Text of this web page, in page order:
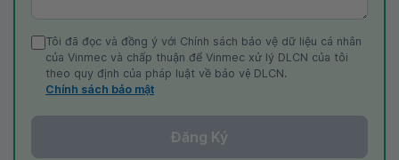
Tôi đã đọc và đồng ý với Chính sách bảo vệ dữ liệu cá nhân
của Vinmec và chấp thuận để Vinmec xử lý DLCN của tôi
theo quy định của pháp luật về bảo vệ DLCN.
Chính sách bảo mật
Đăng Ký